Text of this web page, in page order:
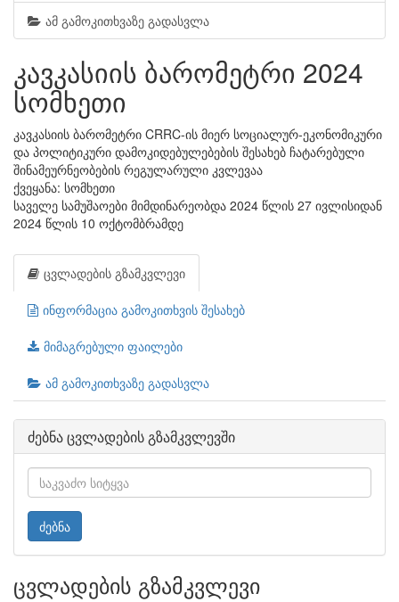
ამ გამოკითხვაზე გადასვლა
კავკასიის ბარომეტრი 2024
სომხეთი
კავკასიის ბარომეტრი CRRC-ის მიერ სოციალურ-ეკონომიკური
და პოლიტიკური დამოკიდებულებების შესახებ ჩატარებული
შინამეურნეობების რეგულარული კვლევაა
ქვეყანა: სომხეთი
საველე სამუშაოები მიმდინარეობდა 2024 წლის 27 ივლისიდან
2024 წლის 10 ოქტომბრამდე
ცვლადების გზამკვლევი
ინფორმაცია გამოკითხვის შესახებ
მიმაგრებული ფაილები
ამ გამოკითხვაზე გადასვლა
ძებნა ცვლადების გზამკვლევში
ძებნა
ცვლადების გზამკვლევი